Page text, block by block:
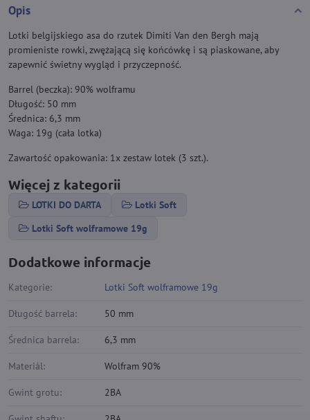
Opis
Lotki belgijskiego asa do rzutek Dimiti Van den Bergh mają
promieniste rowki, zwężającą się końcówkę i są piaskowane, aby
zapewnić świetny wygląd i przyczepność.
Barrel (beczka): 90% wolframu
Długość: 50 mm
Średnica: 6,3 mm
Waga: 19g (cała lotka)
Zawartość opakowania: 1x zestaw lotek (3 szt.).
Więcej z kategorii
LOTKI DO DARTA
Lotki Soft
Lotki Soft wolframowe 19g
Dodatkowe informacje
Kategorie: Lotki Soft wolframowe 19g
Długość barrela: 50 mm
Średnica barrela: 6,3 mm
Materiál: Wolfram 90%
Gwint grotu: 2BA